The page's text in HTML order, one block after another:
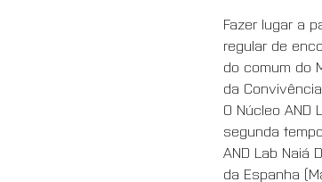
Fazer lugar a
regular de
do comum do
da
O Núcleo AND
segunda
AND Lab Naiá
da Espanha